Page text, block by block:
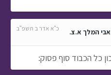
אבי המלך א.צ. כ"א אדר ב תשפ"ב
כל הכבוד סוף פסוק: